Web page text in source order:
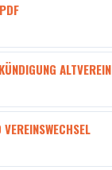
ALTVEREIN